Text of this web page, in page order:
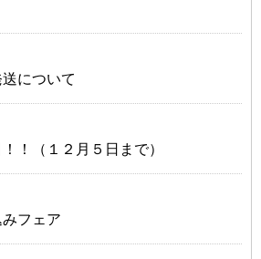
について
！（１２月５日まで）
フェア